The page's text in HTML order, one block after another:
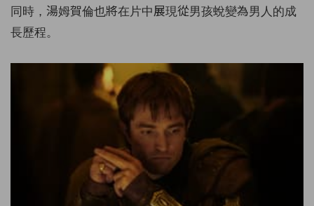
同時，湯姆賀倫也將在片中展現從男孩蛻變為男人的成
長歷程。